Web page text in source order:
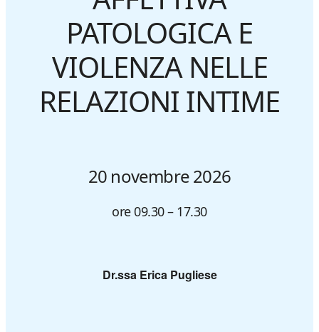
PATOLOGICA E
VIOLENZA NELLE
RELAZIONI INTIME
20 novembre 2026
ore 09.30 – 17.30
Dr.ssa Erica Pugliese